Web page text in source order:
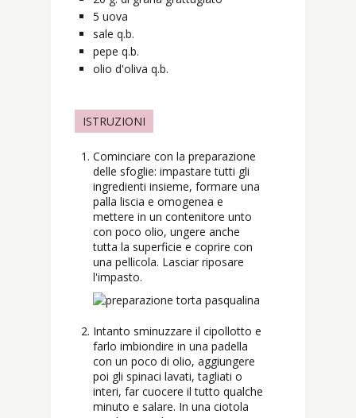
5 uova
sale q.b.
pepe q.b.
olio d'oliva q.b.
ISTRUZIONI
Cominciare con la preparazione
delle sfoglie: impastare tutti gli
ingredienti insieme, formare una
palla liscia e omogenea e
mettere in un contenitore unto
con poco olio, ungere anche
tutta la superficie e coprire con
una pellicola. Lasciar riposare
l'impasto.
Intanto sminuzzare il cipollotto e
farlo imbiondire in una padella
con un poco di olio, aggiungere
poi gli spinaci lavati, tagliati o
interi, far cuocere il tutto qualche
minuto e salare. In una ciotola